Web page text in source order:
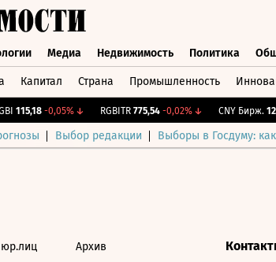
Медиа Недвижимость Политика
Капитал Страна Промышленность
115,18 -0,05%↓ RGBITR 775,54 -0,02%↓ CNY Бирж.
Выбор редакции Выборы в Госдуму:
Архив